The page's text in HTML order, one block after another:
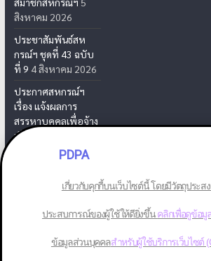
สิงหาคม 2026
ประชาสัมพันธ์สห
กรณ์ฯ ชุดที่ 43 ฉบับ
ที่ 9 4 สิงหาคม 2026
ประกาศสหกรณ์ฯ
เรื่อง แจ้งผลการ
สรรหาบุคคลเพื่อจ้าง
เป็นเจ้าหน้าที่สห
31 กรกฎาคม
reserved.
PDPA
เกี่ยวกับคุกกี้บนเว็บไซต์นี้ โดยมีวัตถุประส
ประสบการณ์ของผู้ใช้ให้ดียิ่งขึ้นคลิกเพื่อดูข้อมู
ข้อมูลส่วนบุคคลสำหรับผู้ใช้บริการเว็บไซต์